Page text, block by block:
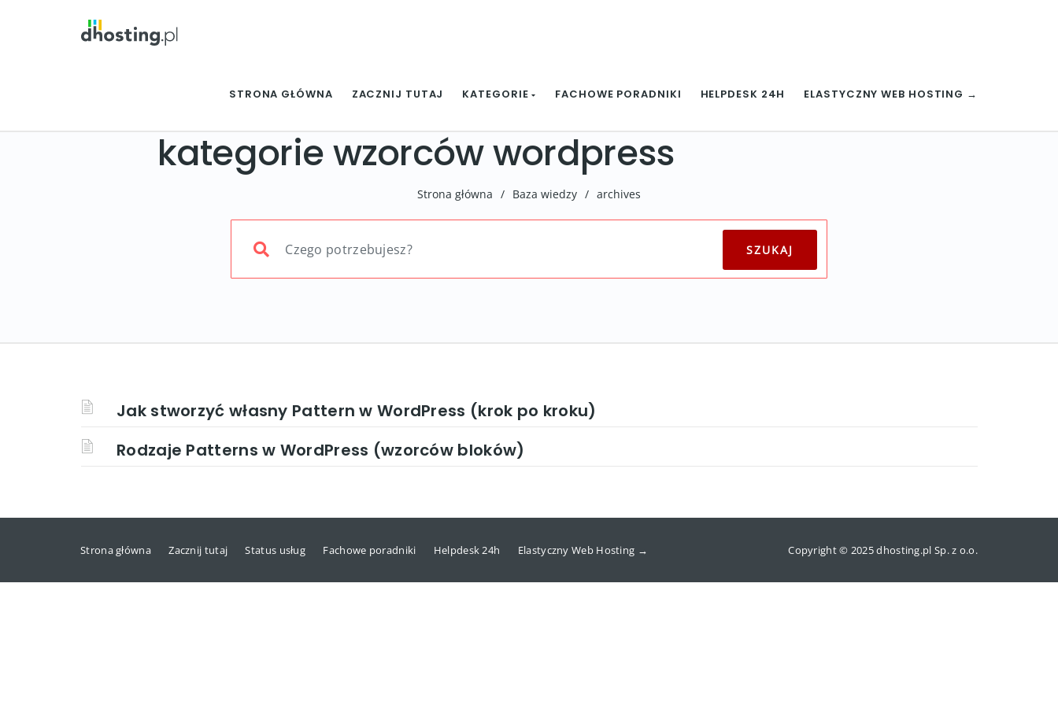
STRONA GŁÓWNA ZACZNIJ TUTAJ KATEGORIE FACHOWE PORADNIKI HELPDESK 24H ELASTYCZNY WEB HOSTING →
kategorie wzorców wordpress
Strona główna / Baza wiedzy / archives
Jak stworzyć własny Pattern w WordPress (krok po kroku)
Rodzaje Patterns w WordPress (wzorców bloków)
Strona główna Zacznij tutaj Status usług Fachowe poradniki Helpdesk 24h Elastyczny Web Hosting → Copyright © 2025 dhosting.pl Sp. z o.o.